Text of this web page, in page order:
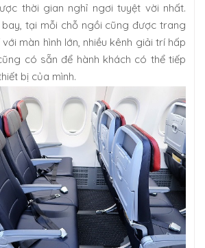
thời gian nghỉ ngơi tuyệt vời nhất.
tại mỗi chỗ ngồi cũng được trang
màn hình lớn, nhiều kênh giải trí hấp
có sẵn để hành khách có thể tiếp
bị của mình.